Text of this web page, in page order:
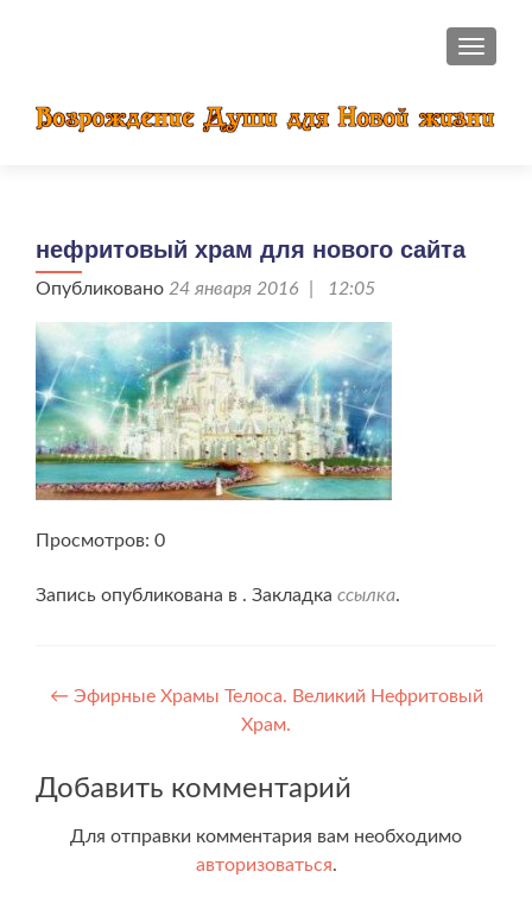
нефритовый храм для нового сайта
Опубликовано 24 января 2016 | 12:05
Просмотров: 0
Запись опубликована в . Закладка ссылка.
Навигация
записям
← Эфирные Храмы Телоса. Великий Нефритовый
Храм.
Добавить комментарий
Для отправки комментария вам необходимо
авторизоваться.